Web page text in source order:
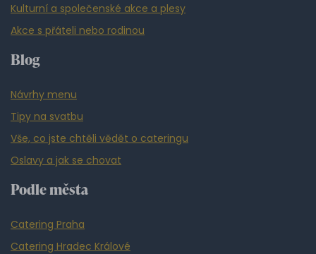
Kulturní a společenské akce a plesy
Akce s přáteli nebo rodinou
Blog
Návrhy menu
Tipy na svatbu
Vše, co jste chtěli vědět o cateringu
Oslavy a jak se chovat
Podle města
Catering Praha
Catering Hradec Králové